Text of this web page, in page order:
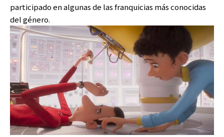
participado en algunas de las franquicias más conocidas
del género.